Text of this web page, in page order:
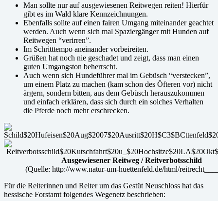
Man sollte nur auf ausgewiesenen Reitwegen reiten! Hierfür
gibt es im Wald klare Kennzeichnungen.
Ebenfalls sollte auf einen fairen Umgang miteinander geachtet
werden. Auch wenn sich mal Spaziergänger mit Hunden auf
Reitwegen “verirren”.
Im Schritttempo aneinander vorbeireiten.
Grüßen hat noch nie geschadet und zeigt, dass man einen
guten Umgangston beherrscht.
Auch wenn sich Hundeführer mal im Gebüsch “verstecken”,
um einem Platz zu machen (kam schon des Öfteren vor) nicht
ärgern, sondern bitten, aus dem Gebüsch herauszukommen
und einfach erklären, dass sich durch ein solches Verhalten
die Pferde noch mehr erschrecken.
Ausgewiesener Reitweg / Reitverbotsschild
(Quelle: http://www.natur-um-huettenfeld.de/html/
Für die Reiterinnen und Reiter um das Gestüt Neuschloss hat das
hessische Forstamt folgendes Wegenetz beschrieben: